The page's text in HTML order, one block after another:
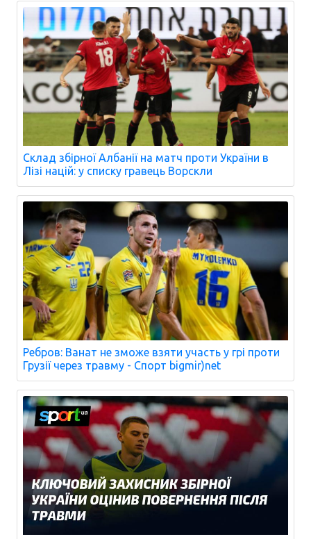
Склад збірної Албанії на матч проти України в
Лізі націй: у списку гравець Ворскли
Ребров: Ванат не зможе взяти участь у грі проти
Грузії через травму - Спорт bigmir)net